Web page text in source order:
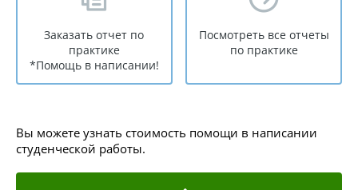
Заказать отчет по
практике
*Помощь в написании!
Посмотреть все отчеты
по практике
Вы можете узнать стоимость помощи в написании
студенческой работы.